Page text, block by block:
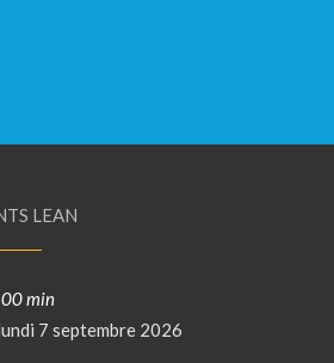
LEAN
min
7 septembre 2026